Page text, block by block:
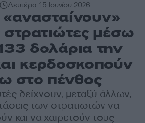
Δευτέρα 15 Ιουνίου 2026
μέσω
δολάρια την
κερδοσκοπούν
στο πένθος
δείχνουν, μεταξύ άλλων,
των στρατιωτών να
και να χαιρετούν τους